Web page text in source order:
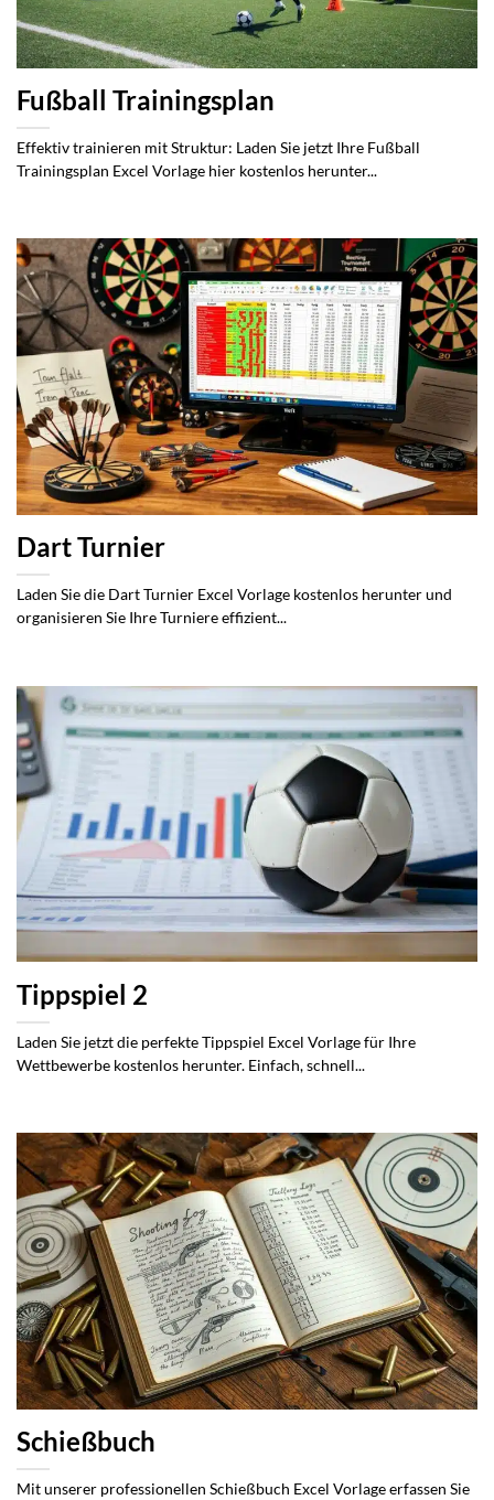
Fußball Trainingsplan
Effektiv trainieren mit Struktur: Laden Sie jetzt Ihre Fußball
Trainingsplan Excel Vorlage hier kostenlos herunter...
Dart Turnier
Laden Sie die Dart Turnier Excel Vorlage kostenlos herunter und
organisieren Sie Ihre Turniere effizient...
Tippspiel 2
Laden Sie jetzt die perfekte Tippspiel Excel Vorlage für Ihre
Wettbewerbe kostenlos herunter. Einfach, schnell...
Schießbuch
Mit unserer professionellen Schießbuch Excel Vorlage erfassen Sie